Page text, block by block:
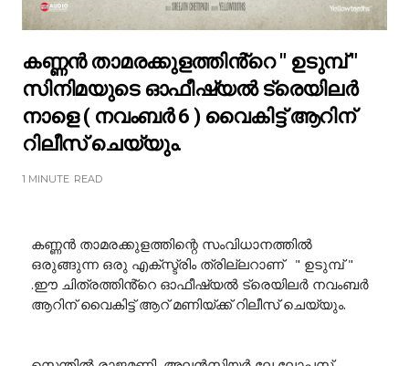
കണ്ണൻ താമരക്കുളത്തിൻ്റെ " ഉടുമ്പ് "
സിനിമയുടെ ഓഫീഷ്യൽ ട്രെയിലർ
നാളെ ( നവംബർ 6 ) വൈകിട്ട് ആറിന്
റിലീസ് ചെയ്യും.
1 MINUTE READ
കണ്ണൻ താമരക്കുളത്തിന്റെ സംവിധാനത്തിൽ
ഒരുങ്ങുന്ന ഒരു എക്സ്ട്രിം ത്രില്ലറാണ് " ഉടുമ്പ് "
.ഈ ചിത്രത്തിൻ്റെ ഓഫീഷ്യൽ ട്രെയിലർ നവംബർ
ആറിന് വൈകിട്ട് ആറ് മണിയ്ക്ക് റിലീസ് ചെയ്യും.